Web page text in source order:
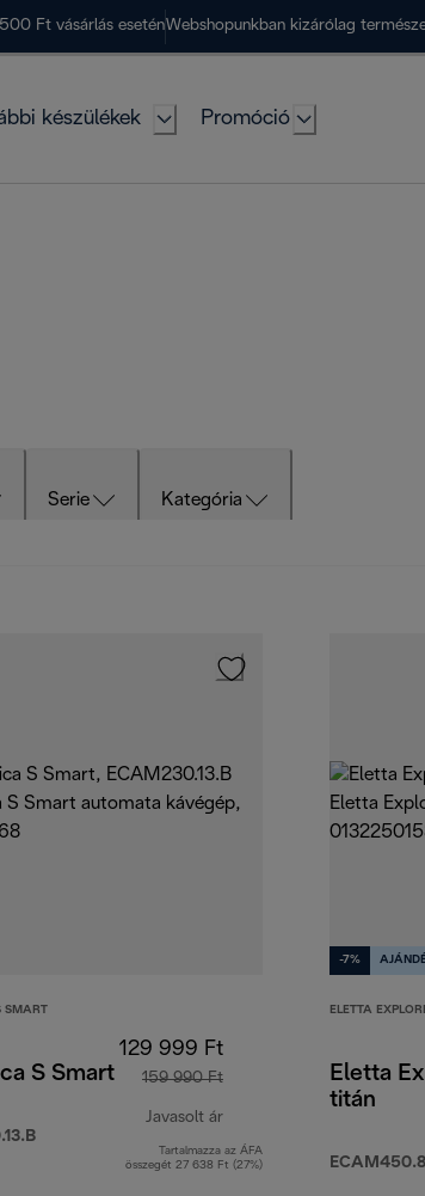
Ft vásárlás eseténWebshopunkban kizárólag
készülékek Promóció
Serie Kategória
S Smart
129 999 Ft
159 990 Ft
Javasolt ár
eredeti ár 159 990 Ft
Tartalmazza az ÁFA
összegét 27 638 Ft (27%)
-7%
ELETTA
Eletta
titán